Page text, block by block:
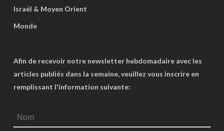
Israël & Moyen Orient
Monde
Afin de recevoir notre newsletter hebdomadaire avec les
articles publiés dans la semaine, veuillez vous inscrire en
remplissant l'information suivante: